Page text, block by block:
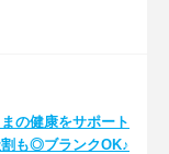
の健康をサポート
も◎ブランクOK♪